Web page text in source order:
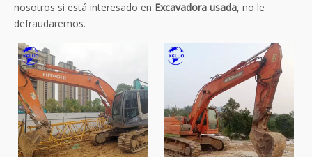
nosotros si está interesado en Excavadora usada, no le
defraudaremos.